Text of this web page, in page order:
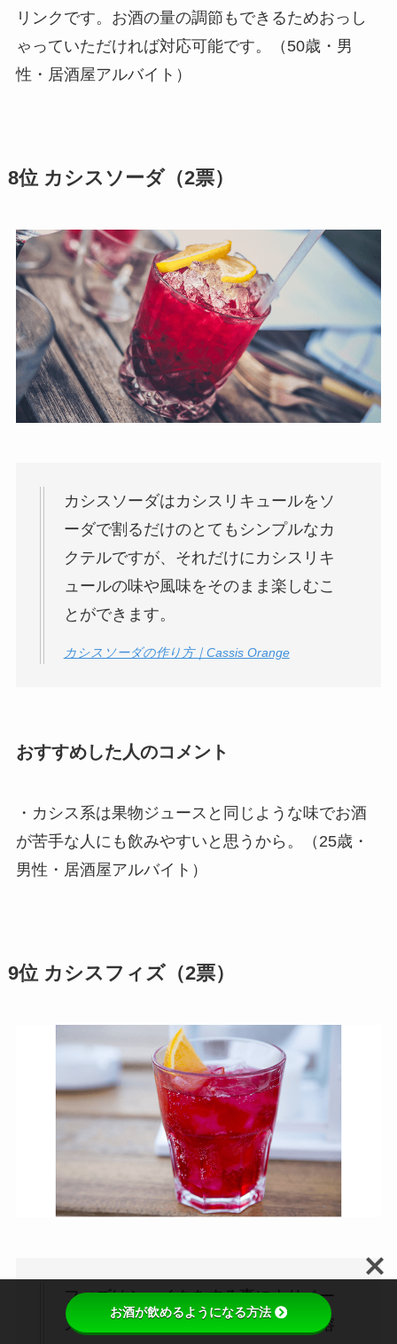
リンクです。お酒の量の調節もできるためおっし
ゃっていただければ対応可能です。（50歳・男
性・居酒屋アルバイト）
8位 カシスソーダ（2票）
カシスソーダはカシスリキュールをソ
ーダで割るだけのとてもシンプルなカ
クテルですが、それだけにカシスリキ
ュールの味や風味をそのまま楽しむこ
とができます。
カシスソーダの作り方｜Cassis Orange
おすすめした人のコメント
・カシス系は果物ジュースと同じような味でお酒
が苦手な人にも飲みやすいと思うから。（25歳・
男性・居酒屋アルバイト）
9位 カシスフィズ（2票）
フィズはシェイクをする事によりベー
スがよく混ざり、更に適度に空気が溶
お酒が飲めるようになる方法